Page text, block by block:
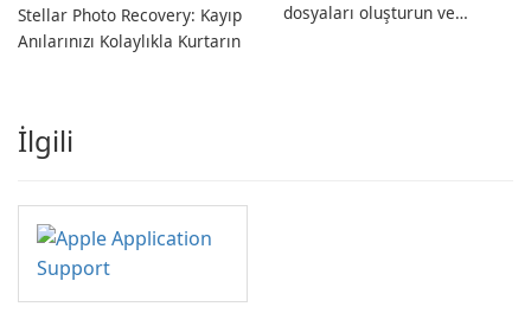
Stellar Photo Recovery: Kayıp
Anılarınızı Kolaylıkla Kurtarın
dosyaları oluşturun ve
İlgili